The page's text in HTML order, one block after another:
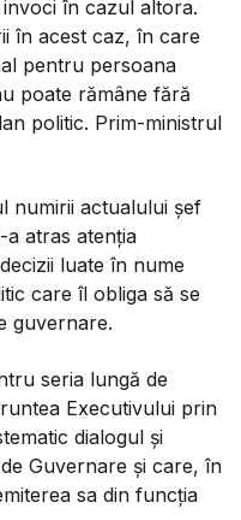
în cazul altora.
în acest caz, în care
pentru persoana
poate rămâne fără
politic. Prim-ministrul
numirii actualului șef
a atras atenția
luate în nume
care îl obliga să se
guvernare.
seria lungă de
Executivului prin
dialogul și
Guvernare și care, în
sa din funcția